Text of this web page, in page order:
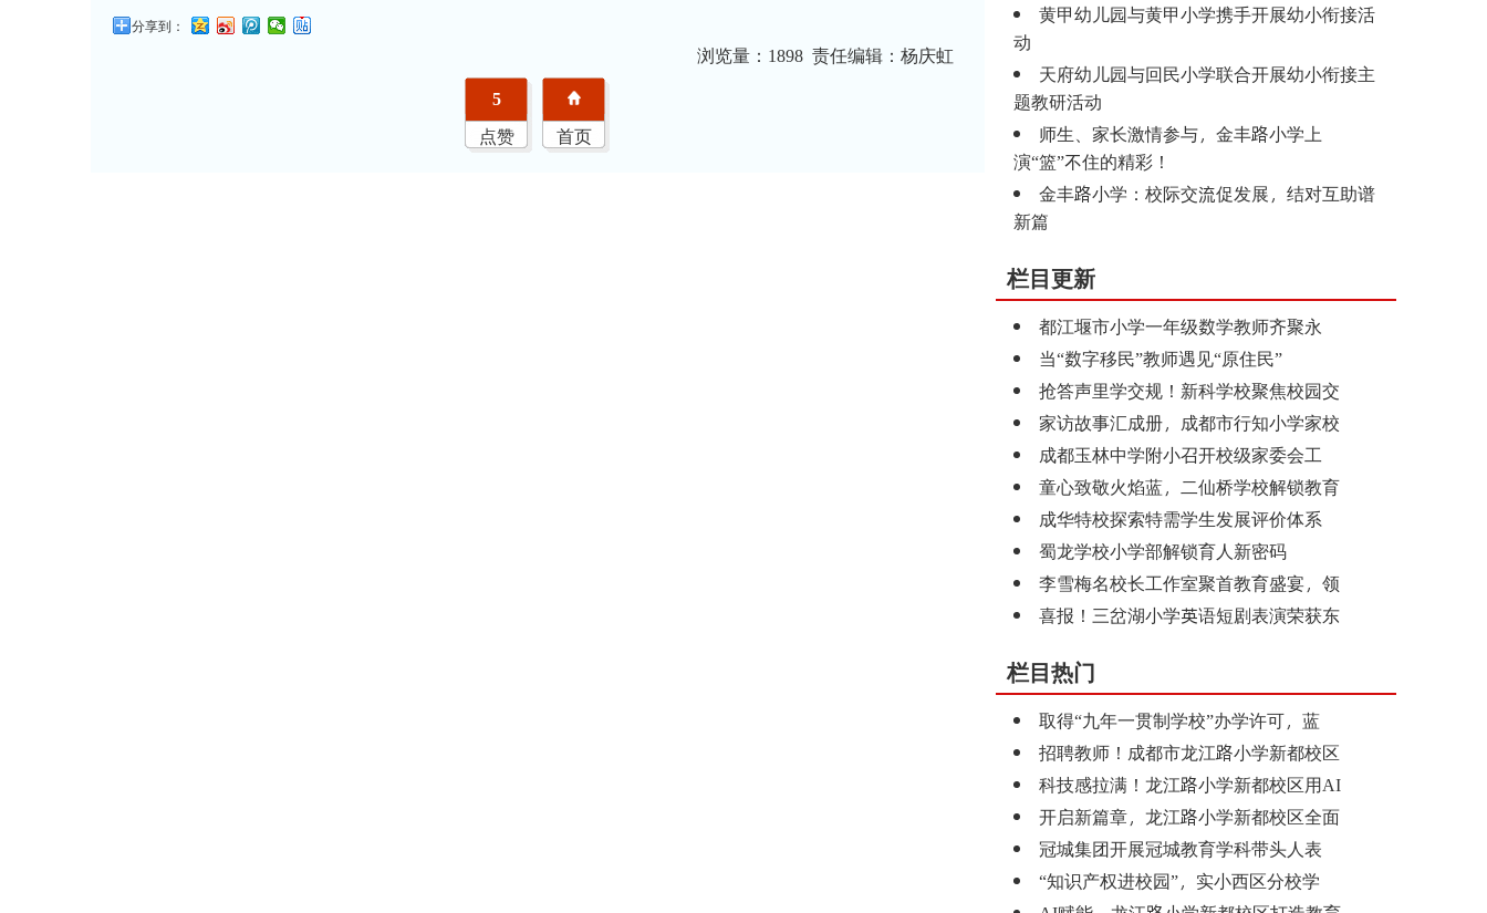
分享到：
浏览量： 1898 责任编辑：杨庆虹
5
点赞
首页
黄甲幼儿园与黄甲小学携手开展幼小衔接活
动
天府幼儿园与回民小学联合开展幼小衔接主
题教研活动
师生、家长激情参与，金丰路小学上
演“篮”不住的精彩！
金丰路小学：校际交流促发展，结对互助谱
新篇
栏目更新
都江堰市小学一年级数学教师齐聚永
当“数字移民”教师遇见“原住民”
抢答声里学交规！新科学校聚焦校园交
家访故事汇成册，成都市行知小学家校
成都玉林中学附小召开校级家委会工
童心致敬火焰蓝，二仙桥学校解锁教育
成华特校探索特需学生发展评价体系
蜀龙学校小学部解锁育人新密码
李雪梅名校长工作室聚首教育盛宴，领
喜报！三岔湖小学英语短剧表演荣获东
栏目热门
取得“九年一贯制学校”办学许可，蓝
招聘教师！成都市龙江路小学新都校区
科技感拉满！龙江路小学新都校区用AI
开启新篇章，龙江路小学新都校区全面
冠城集团开展冠城教育学科带头人表
“知识产权进校园”，实小西区分校学